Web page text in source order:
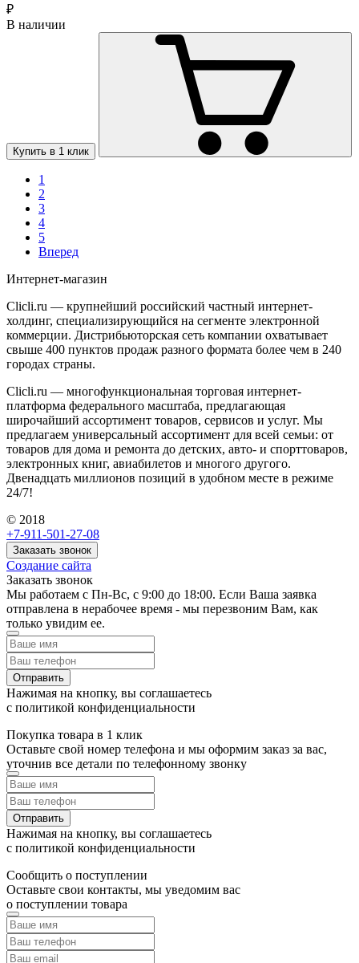
₽
В наличии
Купить в 1 клик
1
2
3
4
5
Вперед
Интернет-магазин
Clicli.ru — крупнейший российский частный интернет-
холдинг, специализирующийся на сегменте электронной
коммерции. Дистрибьюторская сеть компании охватывает
свыше 400 пунктов продаж разного формата более чем в 240
городах страны.
Clicli.ru — многофункциональная торговая интернет-
платформа федерального масштаба, предлагающая
широчайший ассортимент товаров, сервисов и услуг. Мы
предлагаем универсальный ассортимент для всей семьи: от
товаров для дома и ремонта до детских, авто- и спорттоваров,
электронных книг, авиабилетов и многого другого.
Двенадцать миллионов позиций в удобном месте в режиме
24/7!
© 2018
+7-911-501-27-08
Заказать звонок
Создание сайта
Заказать звонок
Мы работаем с Пн-Вс, с 9:00 до 18:00. Если Ваша заявка
отправлена в нерабочее время - мы перезвоним Вам, как
только увидим ее.
Отправить
Нажимая на кнопку, вы соглашаетесь
с политикой конфиденциальности
Покупка товара в 1 клик
Оставьте свой номер телефона и мы оформим заказ за вас,
уточнив все детали по телефонному звонку
Отправить
Нажимая на кнопку, вы соглашаетесь
с политикой конфиденциальности
Сообщить о поступлении
Оставьте свои контакты, мы уведомим вас
о поступлении товара